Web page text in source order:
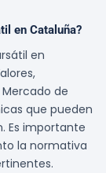
en Cataluña?
en
de
que pueden
Es importante
la normativa